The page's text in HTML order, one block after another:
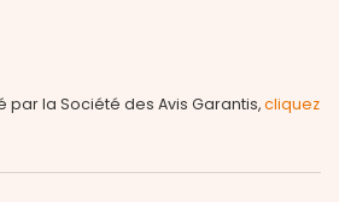
la Société des Avis Garantis,cliquez